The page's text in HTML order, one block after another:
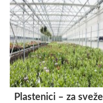
Plastenici – za sveže